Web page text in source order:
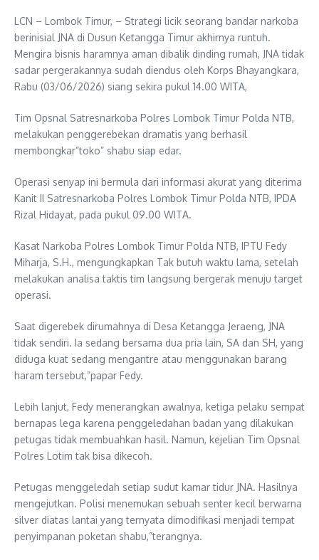
LCN – Lombok Timur, – Strategi licik seorang bandar narkoba
berinisial JNA di Dusun Ketangga Timur akhirnya runtuh.
Mengira bisnis haramnya aman dibalik dinding rumah, JNA tidak
sadar pergerakannya sudah diendus oleh Korps Bhayangkara,
Rabu (03/06/2026) siang sekira pukul 14.00 WITA,
Tim Opsnal Satresnarkoba Polres Lombok Timur Polda NTB,
melakukan penggerebekan dramatis yang berhasil
membongkar”toko” shabu siap edar.
Operasi senyap ini bermula dari informasi akurat yang diterima
Kanit II Satresnarkoba Polres Lombok Timur Polda NTB, IPDA
Rizal Hidayat, pada pukul 09.00 WITA.
Kasat Narkoba Polres Lombok Timur Polda NTB, IPTU Fedy
Miharja, S.H., mengungkapkan Tak butuh waktu lama, setelah
melakukan analisa taktis tim langsung bergerak menuju target
operasi.
Saat digerebek dirumahnya di Desa Ketangga Jeraeng, JNA
tidak sendiri. Ia sedang bersama dua pria lain, SA dan SH, yang
diduga kuat sedang mengantre atau menggunakan barang
haram tersebut,”papar Fedy.
Lebih lanjut, Fedy menerangkan awalnya, ketiga pelaku sempat
bernapas lega karena penggeledahan badan yang dilakukan
petugas tidak membuahkan hasil. Namun, kejelian Tim Opsnal
Polres Lotim tak bisa dikecoh.
Petugas menggeledah setiap sudut kamar tidur JNA. Hasilnya
mengejutkan. Polisi menemukan sebuah senter kecil berwarna
silver diatas lantai yang ternyata dimodifikasi menjadi tempat
penyimpanan poketan shabu,”terangnya.